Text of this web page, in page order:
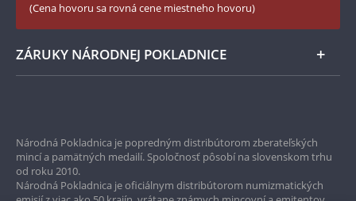
(Cena hovoru sa rovná cene miestneho hovoru)
ZÁRUKY NÁRODNEJ POKLADNICE
Garancia najvyššej kvality
Iba originálne produkty
Národná Pokladnica je popredným distribútorom zberateľských
mincí a pamätných medailí. Spoločnosť pôsobí na slovenskom trhu
od roku 2010.
Národná Pokladnica je oficiálnym distribútorom numizmatických